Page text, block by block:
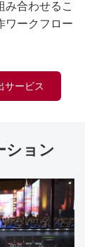
み合わせるこ
ワークフロー
サービス
ション